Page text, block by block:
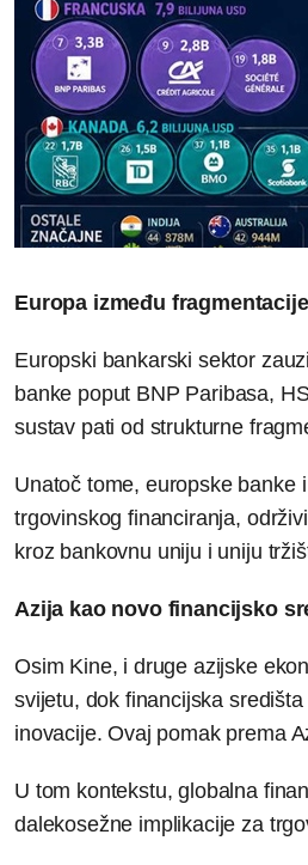
Europa između
Europski bankarski sektor
banke poput BNP Paribasa,
sustav pati od strukturne
Unatoč tome, europske banke
trgovinskog financiranja,
kroz bankovnu uniju i uniju
Azija kao novo financijsko
Osim Kine, i druge azijske
svijetu, dok financijska
inovacije. Ovaj pomak prema
U tom kontekstu, globalna
dalekosežne implikacije za